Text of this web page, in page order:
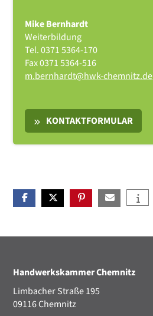
Mike Bernhardt
Weiterbildung
Tel.0371 5364-170
Fax0371 5364-516
m.bernhardt@hwk-chemnitz.de
KONTAKTFORMULAR
Handwerkskammer Chemnitz
Limbacher Straße 195
09116 Chemnitz